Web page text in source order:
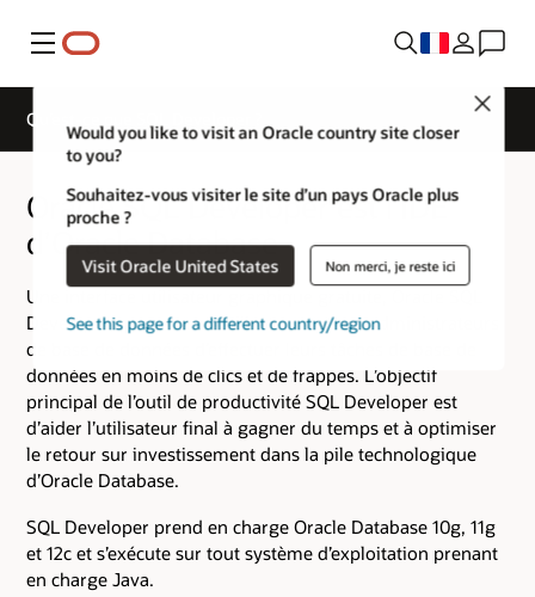
Menu
Would you like to visit an Oracle country site closer
to you?
Souhaitez-vous visiter le site d’un pays Oracle plus
proche ?
Visit Oracle United States Non merci, je reste ici
See this page for a different country/region
Qu’est-ce que SQL Developer ?
Oracle SQL Developer est l’IDE
d’Oracle Database
Une interface utilisateur graphique gratuite, Oracle SQL
Developer, permet aux utilisateurs et aux administrateurs
de base de données d’effectuer leurs tâches de base de
données en moins de clics et de frappes. L’objectif
principal de l’outil de productivité SQL Developer est
d’aider l’utilisateur final à gagner du temps et à optimiser
le retour sur investissement dans la pile technologique
d’Oracle Database.
SQL Developer prend en charge Oracle Database 10g, 11g
et 12c et s’exécute sur tout système d’exploitation prenant
en charge Java.